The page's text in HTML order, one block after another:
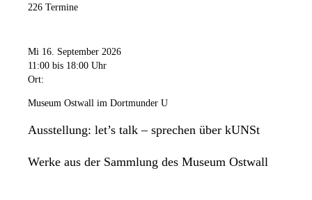
226 Termine
Mi 16. September 2026
11:00 bis 18:00 Uhr
Ort:
Museum Ostwall im Dortmunder U
Ausstellung: let’s talk – sprechen über kUNSt
Werke aus der Sammlung des Museum Ostwall